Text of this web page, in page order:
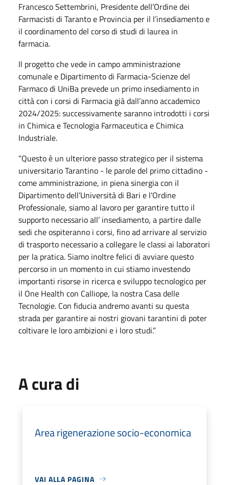
Francesco Settembrini, Presidente dell’Ordine dei
Farmacisti di Taranto e Provincia per il l’insediamento e
il coordinamento del corso di studi di laurea in
farmacia.
Il progetto che vede in campo amministrazione
comunale e Dipartimento di Farmacia-Scienze del
Farmaco di UniBa prevede un primo insediamento in
città con i corsi di Farmacia già dall’anno accademico
2024/2025: successivamente saranno introdotti i corsi
in Chimica e Tecnologia Farmaceutica e Chimica
Industriale.
“Questo è un ulteriore passo strategico per il sistema
universitario Tarantino - le parole del primo cittadino -
come amministrazione, in piena sinergia con il
Dipartimento dell’Università di Bari e l'Ordine
Professionale, siamo al lavoro per garantire tutto il
supporto necessario all’ insediamento, a partire dalle
sedi che ospiteranno i corsi, fino ad arrivare al servizio
di trasporto necessario a collegare le classi ai laboratori
per la pratica. Siamo inoltre felici di avviare questo
percorso in un momento in cui stiamo investendo
importanti risorse in ricerca e sviluppo tecnologico per
il One Health con Calliope, la nostra Casa delle
Tecnologie. Con fiducia andremo avanti su questa
strada per garantire ai nostri giovani tarantini di poter
coltivare le loro ambizioni e i loro studi.”
A cura di
Area rigenerazione socio-economica
VAI ALLA PAGINA